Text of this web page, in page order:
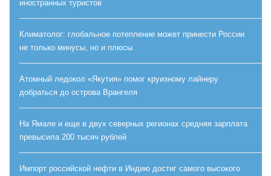
иностранных туристов
Климатолог: глобальное потепление может принести России
не только минусы, но и плюсы
Атомный ледокол «Якутия» помог круизному лайнеру
добраться до острова Врангеля
На Ямале и еще в двух северных регионах средняя зарплата
превысила 200 тысяч рублей
Импорт российской нефти в Индию достиг самого высокого